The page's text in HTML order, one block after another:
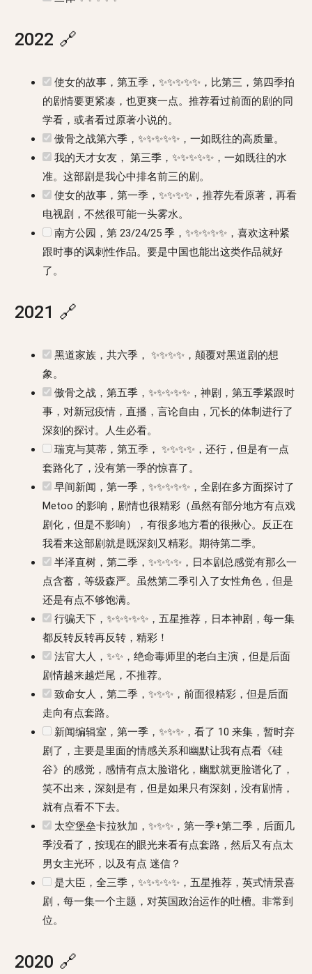
2022 🔗
使女的故事，第五季，✨✨✨✨✨，比第三，第四季拍
的剧情要更紧凑，也更爽一点。推荐看过前面的剧的同
学看，或者看过原著小说的。
傲骨之战第六季，✨✨✨✨✨，一如既往的高质量。
我的天才女友， 第三季，✨✨✨✨✨，一如既往的水
准。这部剧是我心中排名前三的剧。
使女的故事，第一季，✨✨✨✨，推荐先看原著，再看
电视剧，不然很可能一头雾水。
南方公园，第 23/24/25 季，✨✨✨✨✨，喜欢这种紧
跟时事的讽刺性作品。要是中国也能出这类作品就好
了。
2021 🔗
黑道家族，共六季， ✨✨✨✨，颠覆对黑道剧的想
象。
傲骨之战，第五季，✨✨✨✨✨，神剧，第五季紧跟时
事，对新冠疫情，直播，言论自由，冗长的体制进行了
深刻的探讨。人生必看。
瑞克与莫蒂，第五季， ✨✨✨✨，还行，但是有一点
套路化了，没有第一季的惊喜了。
早间新闻，第一季，✨✨✨✨✨，全剧在多方面探讨了
Metoo 的影响，剧情也很精彩（虽然有部分地方有点戏
剧化，但是不影响），有很多地方看的很揪心。反正在
我看来这部剧就是既深刻又精彩。期待第二季。
半泽直树，第二季，✨✨✨✨，日本剧总感觉有那么一
点含蓄，等级森严。虽然第二季引入了女性角色，但是
还是有点不够饱满。
行骗天下，✨✨✨✨✨，五星推荐，日本神剧，每一集
都反转反转再反转，精彩！
法官大人，✨✨，绝命毒师里的老白主演，但是后面
剧情越来越烂尾，不推荐。
致命女人，第二季，✨✨✨，前面很精彩，但是后面
走向有点套路。
新闻编辑室，第一季，✨✨✨，看了 10 来集，暂时弃
剧了，主要是里面的情感关系和幽默让我有点看《硅
谷》的感觉，感情有点太脸谱化，幽默就更脸谱化了，
笑不出来，深刻是有，但是如果只有深刻，没有剧情，
就有点看不下去。
太空堡垒卡拉狄加，✨✨✨，第一季+第二季，后面几
季没看了，按现在的眼光来看有点套路，然后又有点太
男女主光环，以及有点 迷信？
是大臣，全三季，✨✨✨✨✨，五星推荐，英式情景喜
剧，每一集一个主题，对英国政治运作的吐槽。非常到
位。
2020 🔗